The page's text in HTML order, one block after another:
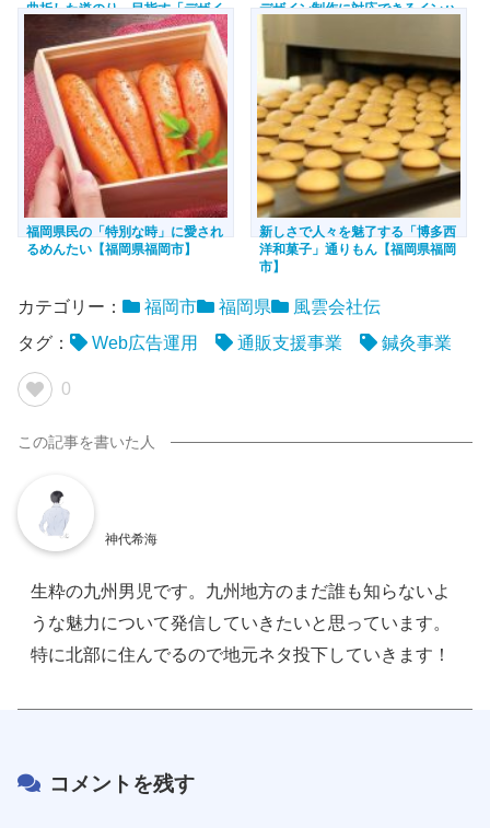
曲折した道のり。目指す「デザイ
ナーの養成所」、その背景にある
思い【福岡県福岡市】
デザイン制作に対応できるインハ
パレル業界・飲食業界にも挑戦
【福岡県福岡市】
福岡県民の「特別な時」に愛され
るめんたい【福岡県福岡市】
新しさで人々を魅了する「博多西
洋和菓子」通りもん【福岡県福岡
市】
カテゴリー： 福岡市 福岡県
風雲会社伝
タグ：
Web広告運用 通販支援事業 鍼灸事業
0
神代希海
生粋の九州男児です。九州地方のまだ誰も知らないよ
うな魅力について発信していきたいと思っています。
特に北部に住んでるので地元ネタ投下していきます！
コメントを残す